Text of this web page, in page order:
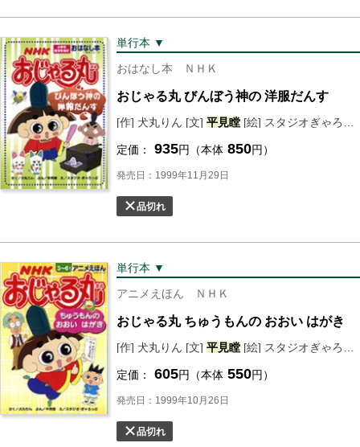
単行本 ▼
おはなし本 ＮＨＫ
おじゃる丸 びんぼう神の 洋服だんす
[作] 犬丸りん [文] 平見瞠 [絵] スタジオぎゃろっぷ
定価： 935円（本体 850円）
発売日：1999年11月29日
品切れ
単行本 ▼
アニメえほん ＮＨＫ
おじゃる丸 ちゅうもんの おおい はがき
[作] 犬丸りん [文] 平見瞠 [絵] スタジオぎゃろっぷ
定価： 605円（本体 550円）
発売日：1999年10月26日
品切れ